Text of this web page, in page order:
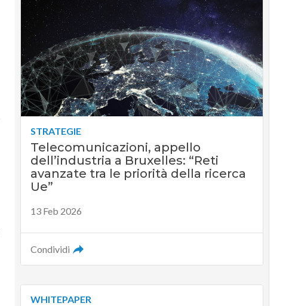
STRATEGIE
Telecomunicazioni, appello
dell’industria a Bruxelles: “Reti
avanzate tra le priorità della ricerca
Ue”
13 Feb 2026
Condividi
WHITEPAPER